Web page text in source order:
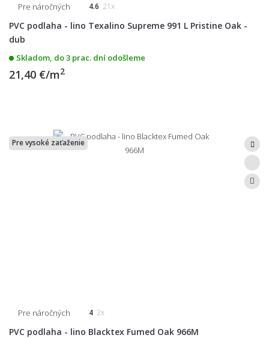
Pre náročných 4.6 21x
PVC podlaha - lino Texalino Supreme 991 L Pristine Oak -
dub
Skladom, do 3 prac. dní odošleme
21,40 €/m2
Pre vysoké zaťaženie
Pre náročných 4 2x
PVC podlaha - lino Blacktex Fumed Oak 966M